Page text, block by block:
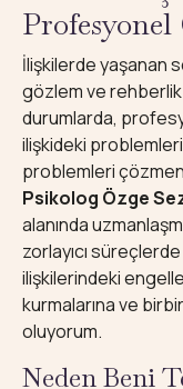
İlişkilerde yaşanan
gözlem ve
durumlarda,
ilişkideki
problemleri
Psikolog Özge
alanında
zorlayıcı
ilişkilerindeki
kurmalarına ve
oluyorum.
Neden Beni